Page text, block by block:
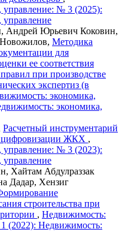
№ 3 (2025):
Андрей Юрьевич Коковин,
Методика
для
ее соответствия
при производстве
экспертиз (в
экономика,
экономика,
Расчетный инструментарий
цифровизации ЖКХ ,
№ 3 (2023):
Хайтам Абдулраззак
Дадар, Хензиг
строительства при
, Недвижимость:
(2022): Недвижимость: